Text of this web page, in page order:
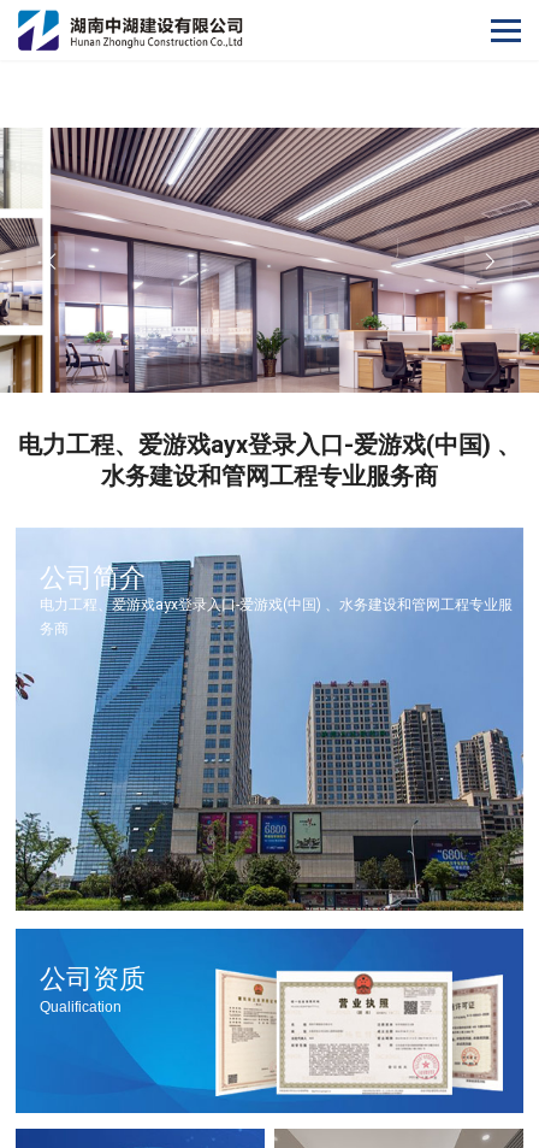
爱游戏ayx登录入口
电力工程、爱游戏ayx登录入口-爱游戏(中国) 、
水务建设和管网工程专业服务商
公司简介
电力工程、爱游戏ayx登录入口-爱游戏(中国) 、水务建设和管网工程专业服
务商
公司资质
Qualification